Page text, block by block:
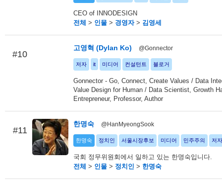
CEO of INNODESIGN
전체 > 인물 > 경영자> 김영세
#10
고영혁 (Dylan Ko) @Gonnector
저자 it 미디어 컨설턴트 블로거
Gonnector - Go, Connect, Create Values / Data
Value Design for Human / Data Scientist, Growth
Entrepreneur, Professor, Author
#11
한명숙 @HanMyeongSook
한명숙 정치인 서울시장후보 미디어 민주주의 저자
국회 정무위원회에서 일하고 있는 한명숙입니다.
전체 > 인물 > 정치인 > 한명숙